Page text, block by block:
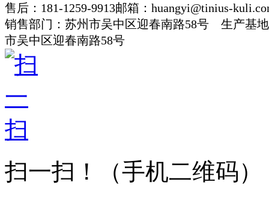
售后：181-1259-9913邮箱：huangyi@tinius-
销售部门：苏州市吴中区迎春南路58号 生产基
市吴中区迎春南路58号
扫一扫！ （手机二维码）